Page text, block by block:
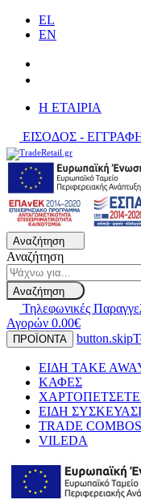
EL
EN
H ΕΤΑΙΡΙΑ
ΕΙΣΟΔΟΣ -
Αναζήτηση
Αναζήτηση
Αναζήτηση
Τηλεφωνικές
Αγορών 0.00€
ΠΡΟΪΟΝΤΑ
ΕΙΔΗ TAKE
ΚΑΦΕΣ
ΕΙΔΗ
TRADE COMBOS
VILEDA